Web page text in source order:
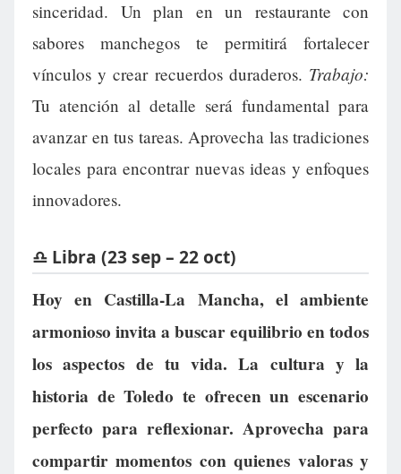
sinceridad. Un plan en un restaurante con
sabores manchegos te permitirá fortalecer
vínculos y crear recuerdos duraderos. Trabajo:
Tu atención al detalle será fundamental para
avanzar en tus tareas. Aprovecha las tradiciones
locales para encontrar nuevas ideas y enfoques
innovadores.
♎ Libra (23 sep – 22 oct)
Hoy en Castilla-La Mancha, el ambiente
armonioso invita a buscar equilibrio en todos
los aspectos de tu vida. La cultura y la
historia de Toledo te ofrecen un escenario
perfecto para reflexionar. Aprovecha para
compartir momentos con quienes valoras y